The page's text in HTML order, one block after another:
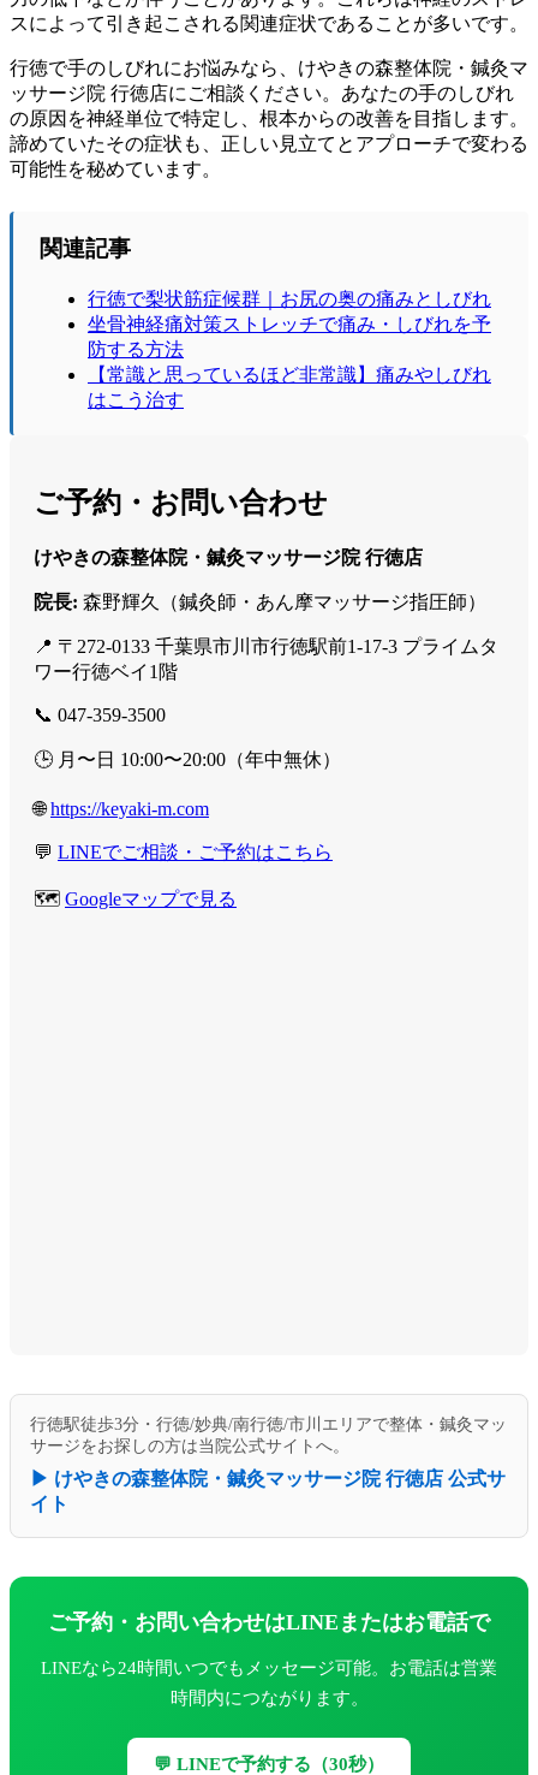
スによって引き起こされる関連症状であることが多いです。
行徳で手のしびれにお悩みなら、けやきの森整体院・鍼灸マ
ッサージ院 行徳店にご相談ください。あなたの手のしびれ
の原因を神経単位で特定し、根本からの改善を目指します。
諦めていたその症状も、正しい見立てとアプローチで変わる
可能性を秘めています。
関連記事
行徳で梨状筋症候群｜お尻の奥の痛みとしびれ
坐骨神経痛対策ストレッチで痛み・しびれを予
防する方法
【常識と思っているほど非常識】痛みやしびれ
はこう治す
ご予約・お問い合わせ
けやきの森整体院・鍼灸マッサージ院 行徳店
院長: 森野輝久（鍼灸師・あん摩マッサージ指圧師）
📍 〒272-0133 千葉県市川市行徳駅前1-17-3 プライムタ
ワー行徳ベイ1階
📞 047-359-3500
🕒 月〜日 10:00〜20:00（年中無休）
🌐https://keyaki-m.com
💬 LINEでご相談・ご予約はこちら
🗺️ Googleマップで見る
行徳駅徒歩3分・行徳/妙典/南行徳/市川エリアで整体・鍼灸マッ
サージをお探しの方は当院公式サイトへ。
▶ けやきの森整体院・鍼灸マッサージ院 行徳店 公式サ
イト
ご予約・お問い合わせはLINEまたはお電話で
LINEなら24時間いつでもメッセージ可能。お電話は営業
時間内につながります。
💬 LINEで予約する（30秒）